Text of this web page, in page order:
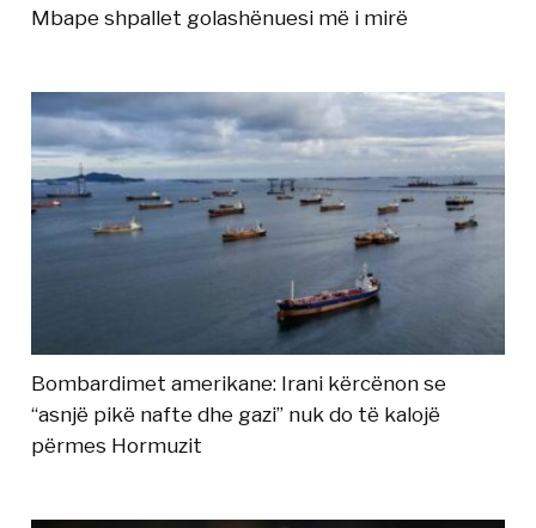
Mbape shpallet golashënuesi më i mirë
Bombardimet amerikane: Irani kërcënon se
“asnjë pikë nafte dhe gazi” nuk do të kalojë
përmes Hormuzit